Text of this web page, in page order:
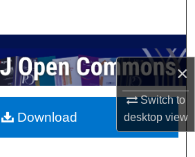
×
Switch to
desktopview
My Account
About
Download